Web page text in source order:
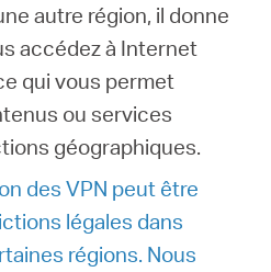
autre région, il donne
accédez à Internet
qui vous permet
ou services
géographiques.
des VPN peut être
légales dans
régions. Nous